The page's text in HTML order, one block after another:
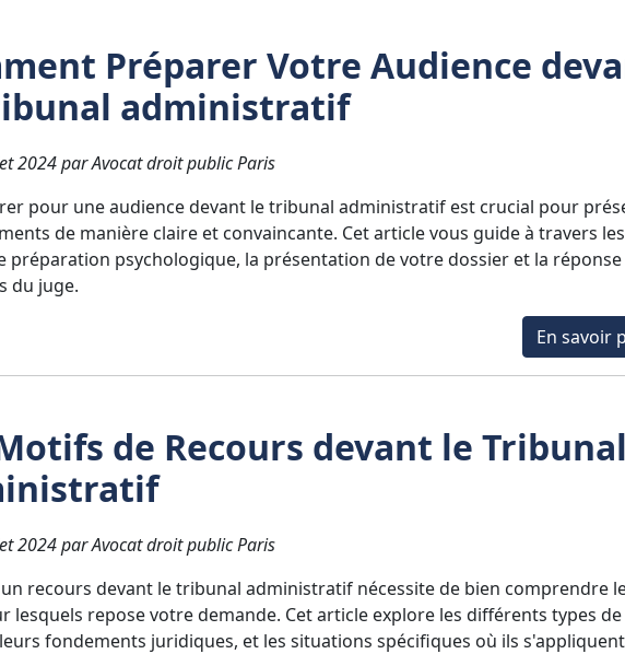
Préparer Votre Audience
administratif
2024 par Avocat droit public Paris
pour une audience devant le tribunal administratif est crucial pour
de manière claire et convaincante. Cet article vous guide à travers les
préparation psychologique, la présentation de votre dossier et la réponse
du juge.
En savoir
de Recours devant le Tribunal
2024 par Avocat droit public Paris
recours devant le tribunal administratif nécessite de bien comprendre
lesquels repose votre demande. Cet article explore les différents types de
fondements juridiques, et les situations spécifiques où ils